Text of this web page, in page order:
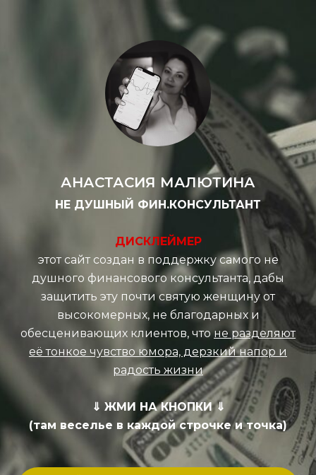
АНАСТАСИЯ МАЛЮТИНА
НЕ ДУШНЫЙ ФИН.КОНСУЛЬТАНТ
ДИСКЛЕЙМЕР
этот сайт создан в поддержку самого не
душного финансового консультанта, дабы
защитить эту почти святую женщину от
высокомерных, не благодарных и
обесценивающих клиентов, чтоне разделяют
её тонкое чувство юмора, дерзкий напор и
радость жизни
⇓︎ ЖМИ НА КНОПКИ ⇓︎
(там веселье в каждой строчке и точка)